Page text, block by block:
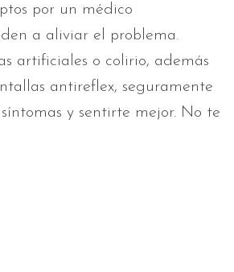
por un médico
a aliviar el problema.
artificiales o colirio, además
antireflex, seguramente
y sentirte mejor. No te